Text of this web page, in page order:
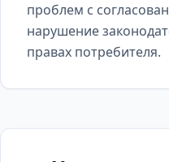
проблем с
нарушение
правах потребителя.